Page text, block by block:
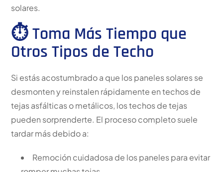
solares.
⏱️ Toma Más Tiempo que
Otros Tipos de Techo
Si estás acostumbrado a que los paneles solares se
desmonten y reinstalen rápidamente en techos de
tejas asfálticas o metálicos, los techos de tejas
pueden sorprenderte. El proceso completo suele
tardar más debido a:
Remoción cuidadosa de los paneles para evitar